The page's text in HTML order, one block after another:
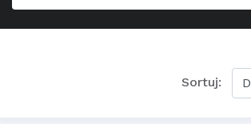
Sortuj: